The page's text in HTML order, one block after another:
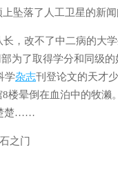
坠落了人工卫星的新闻
，改不了中二病的大
为了取得学分和同级
学杂志刊登论文的天才
楼晕倒在血泊中的牧濑
楚……